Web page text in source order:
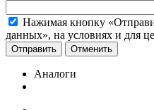
Нажимая кнопку
данных», на условиях и для
Отменить
Аналоги